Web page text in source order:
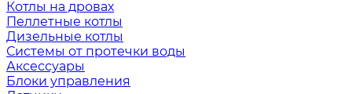
Котлы на дровах
Пеллетные котлы
Дизельные котлы
Системы от протечки воды
Аксессуары
Блоки управления